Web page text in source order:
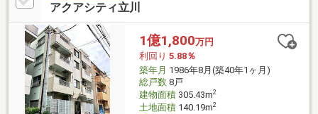
アクアシティ立川
1億1,800万円
利回り 5.88％
築年月 1986年8月(築40年1ヶ月)
総戸数8戸
建物面積305.43m2
土地面積140.19m2